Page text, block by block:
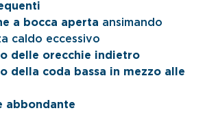
a bocca aperta ansimando
caldo eccessivo
delle orecchie indietro
della coda bassa in mezzo alle
abbondante